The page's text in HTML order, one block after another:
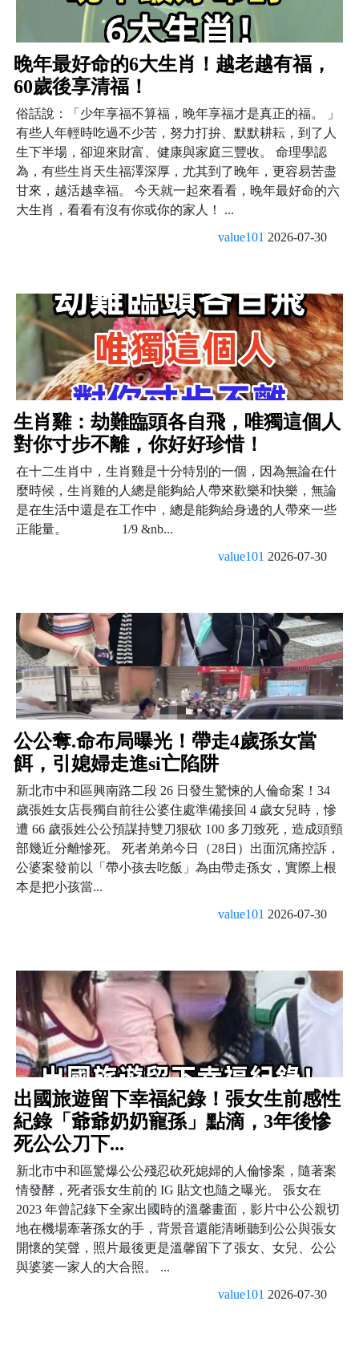
晚年最好命的6大生肖！越老越有福，
60歲後享清福！
俗話說：「少年享福不算福，晚年享福才是真正的福。 」
有些人年輕時吃過不少苦，努力打拚、默默耕耘，到了人
生下半場，卻迎來財富、健康與家庭三豐收。 命理學認
為，有些生肖天生福澤深厚，尤其到了晚年，更容易苦盡
甘來，越活越幸福。 今天就一起來看看，晚年最好命的六
大生肖，看看有沒有你或你的家人！ ...
value101 2026-07-30
生肖雞：劫難臨頭各自飛，唯獨這個人
對你寸步不離，你好好珍惜！
在十二生肖中，生肖雞是十分特別的一個，因為無論在什
麼時候，生肖雞的人總是能夠給人帶來歡樂和快樂，無論
是在生活中還是在工作中，總是能夠給身邊的人帶來一些
正能量。 1/9 &nb...
value101 2026-07-30
公公奪.命布局曝光！帶走4歲孫女當
餌，引媳婦走進si亡陷阱
新北市中和區興南路二段 26 日發生驚悚的人倫命案！34
歲張姓女店長獨自前往公婆住處準備接回 4 歲女兒時，慘
遭 66 歲張姓公公預謀持雙刀狠砍 100 多刀致死，造成頭頸
部幾近分離慘死。 死者弟弟今日（28日）出面沉痛控訴，
公婆案發前以「帶小孩去吃飯」為由帶走孫女，實際上根
本是把小孩當...
value101 2026-07-30
出國旅遊留下幸福紀錄！張女生前感性
紀錄「爺爺奶奶寵孫」點滴，3年後慘
死公公刀下...
新北市中和區驚爆公公殘忍砍死媳婦的人倫慘案，隨著案
情發酵，死者張女生前的 IG 貼文也隨之曝光。 張女在
2023 年曾記錄下全家出國時的溫馨畫面，影片中公公親切
地在機場牽著孫女的手，背景音還能清晰聽到公公與張女
開懷的笑聲，照片最後更是溫馨留下了張女、女兒、公公
與婆婆一家人的大合照。 ...
value101 2026-07-30